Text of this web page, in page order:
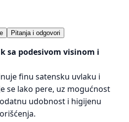
Pitanja i odgovori
sa podesivom visinom i
finu satensku uvlaku i
se lako pere, uz mogućnost
udobnost i higijenu